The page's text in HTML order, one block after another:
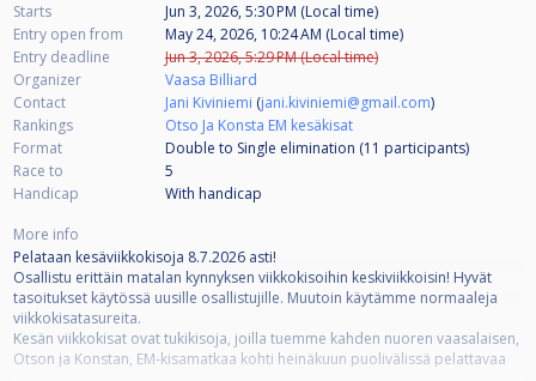
Starts
Jun 3, 2026, 5:30 PM (Local time)
Entry open from
May 24, 2026, 10:24 AM (Local time)
Entry deadline
Jun 3, 2026, 5:29 PM (Local time)
Organizer
Vaasa Billiard
Contact
Jani Kiviniemi (jani.kiviniemi@gmail.com)
Rankings
Otso Ja Konsta EM kesäkisat
Format
Double to Single elimination (11 participants)
Race to
5
Handicap
With handicap
More info
Pelataan kesäviikkokisoja 8.7.2026 asti!
Osallistu erittäin matalan kynnyksen viikkokisoihin keskiviikkoisin! Hyvät
tasoitukset käytössä uusille osallistujille. Muutoin käytämme normaaleja
viikkokisatasureita.
Kesän viikkokisat ovat tukikisoja, joilla tuemme kahden nuoren vaasalaisen,
Otson ja Konstan, EM-kisamatkaa kohti heinäkuun puolivälissä pelattavaa